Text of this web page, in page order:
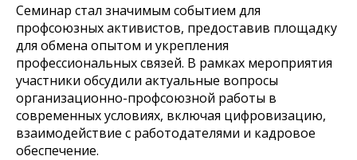
Семинар стал значимым событием для
профсоюзных активистов, предоставив площадку
для обмена опытом и укрепления
профессиональных связей. В рамках мероприятия
участники обсудили актуальные вопросы
организационно-профсоюзной работы в
современных условиях, включая цифровизацию,
взаимодействие с работодателями и кадровое
обеспечение.